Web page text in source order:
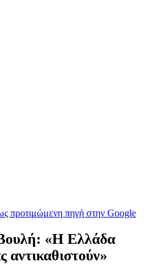
προτιμώμενη πηγή στην Google
«Η Ελλάδα
αντικαθιστούν»